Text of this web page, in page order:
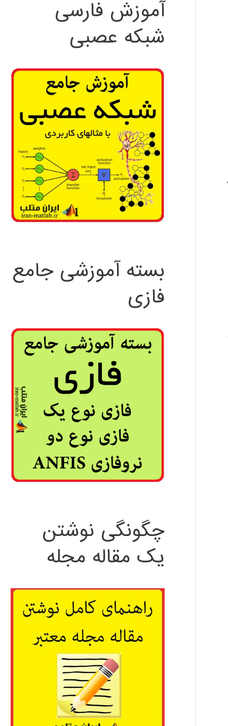
آموزش فارسی
شبکه عصبی
بسته آموزشی جامع
فازی
چگونگی نوشتن
یک مقاله مجله